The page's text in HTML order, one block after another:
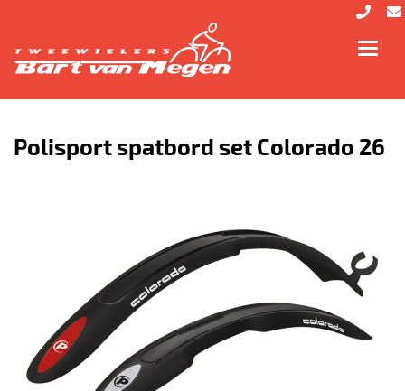
Polisport spatbord set Colorado 26